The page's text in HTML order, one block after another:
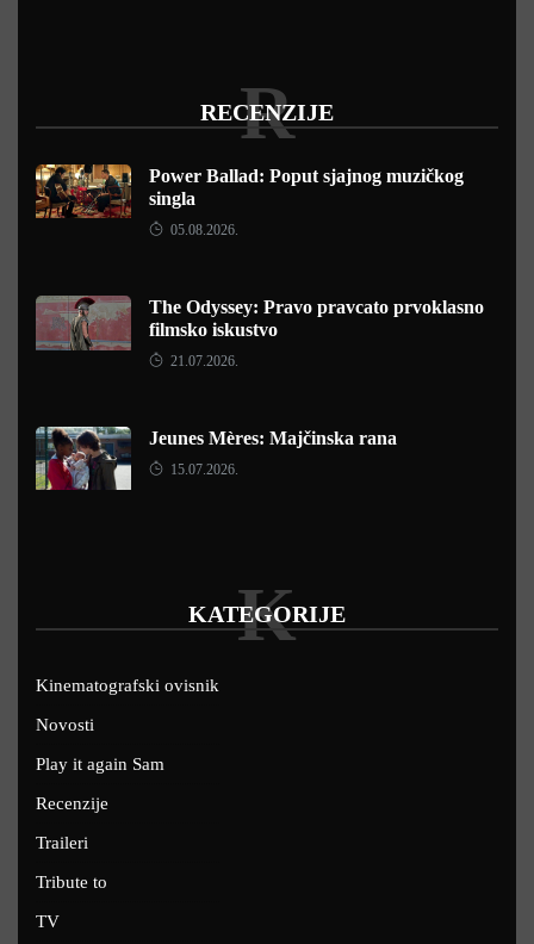
RECENZIJE
R
Power Ballad: Poput sjajnog muzičkog
singla
05.08.2026.
The Odyssey: Pravo pravcato prvoklasno
filmsko iskustvo
21.07.2026.
Jeunes Mères: Majčinska rana
15.07.2026.
KATEGORIJE
K
Kinematografski ovisnik
Novosti
Play it again Sam
Recenzije
Traileri
Tribute to
TV